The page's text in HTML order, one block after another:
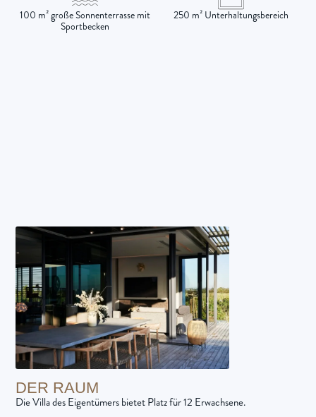
100 m² große Sonnenterrasse mit
Sportbecken
250 m² Unterhaltungsbereich
DER RAUM
Die Villa des Eigentümers bietet Platz für 12 Erwachsene.